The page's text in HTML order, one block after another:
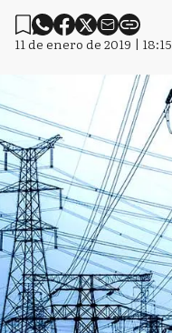
11 de enero de 2019 | 18:15